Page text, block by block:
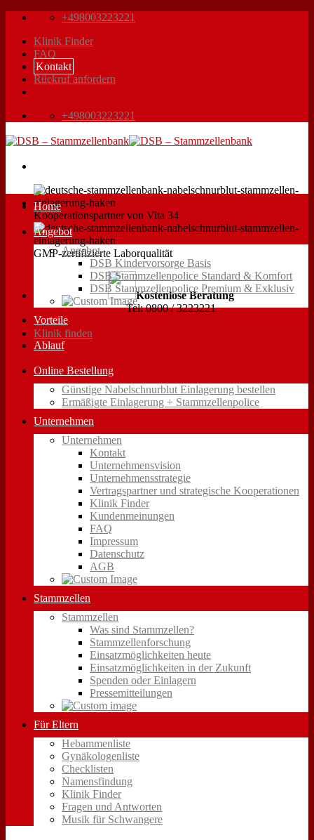
Zum
springen
+498003223221
Klinik Finder
FAQ
Kontakt
Rückruf anfordern
+498003223221
Kooperationspartner von Vita 34
GMP-zertifizierte Laborqualität
Kostenlose Beratung
Tel: 0800 / 3223221
Klinik finden
Home
Angebot
Angebot
DSB Kindervorsorge Basis
DSB Stammzellenpolice Standard & Komfort
DSB Stammzellenpolice Premium & Exklusiv
Vorteile
Ablauf
Online Bestellung
Günstige Nabelschnurblut Einlagerung bestellen
Ermäßigte Einlagerung + Stammzellenpolice
Unternehmen
Unternehmen
Kontakt
Unternehmensvision
Unternehmensstrategie
Vertragspartner und strategische Kooperationen
Klinik Finder
Kundenmeinungen
FAQ
Impressum
Datenschutz
AGB
Stammzellen
Stammzellen
Was sind Stammzellen?
Stammzellenforschung
Einsatzmöglichkeiten heute
Einsatzmöglichkeiten in der Zukunft
Spenden oder Einlagern
Pressemitteilungen
Für Eltern
Hebammenliste
Gynäkologenliste
Checklisten
Namensfindung
Klinik Finder
Fragen und Antworten
Musik für Schwangere